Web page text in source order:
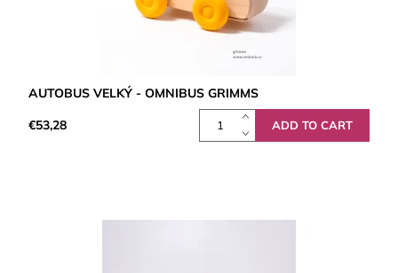
AUTOBUS VELKÝ - OMNIBUS GRIMMS
€53,28